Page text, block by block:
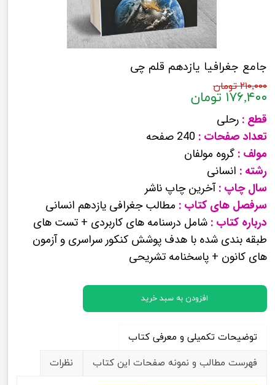
جامع جغرافیا یازدهم قلم چی
۲۱۰,۰۰۰ تومان
۱۷۶,۴۰۰ تومان
قطع : رحلی
تعداد صفحات : 240 صفحه
مولف : گروه مولفان
رشته : انسانی
سال چاپ :آخرین چاپ ناشر
سرفصل های کتاب : مطالب جغرافی یازدهم انسانی
درباره کتاب : شامل درسنامه های کاربردی + تست های
طبقه بندی شده با هدف پوشش کنکور سراسری و آزمون
های کانون + پاسخنامه تشریحی
افزودن به سبد خرید
توضیحات تکمیلی و معرفی کتاب
فهرست مطالب و نمونه صفحات این کتاب
نظرات